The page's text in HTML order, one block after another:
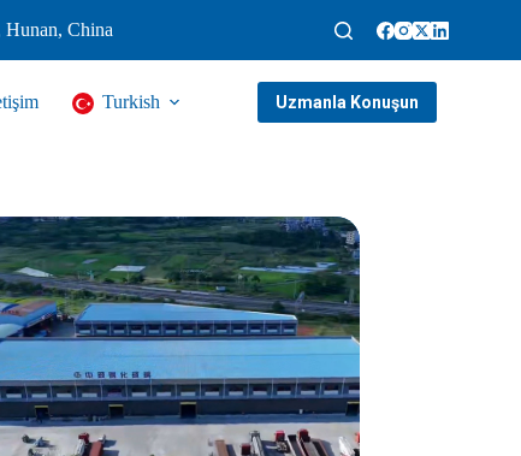
China
Turkish Uzmanla Konuşun